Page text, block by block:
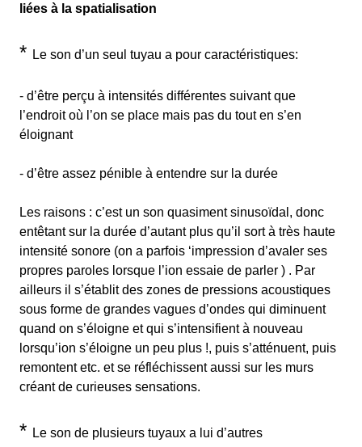
liées à la spatialisation
* Le son d’un seul tuyau a pour caractéristiques:
- d’être perçu à intensités différentes suivant que
l’endroit où l’on se place mais pas du tout en s’en
éloignant
- d’être assez pénible à entendre sur la durée
Les raisons : c’est un son quasiment sinusoïdal, donc
entêtant sur la durée d’autant plus qu’il sort à très haute
intensité sonore (on a parfois ‘impression d’avaler ses
propres paroles lorsque l’ion essaie de parler ) . Par
ailleurs il s’établit des zones de pressions acoustiques
sous forme de grandes vagues d’ondes qui diminuent
quand on s’éloigne et qui s’intensifient à nouveau
lorsqu’ion s’éloigne un peu plus !, puis s’atténuent, puis
remontent etc. et se réfléchissent aussi sur les murs
créant de curieuses sensations.
* Le son de plusieurs tuyaux a lui d’autres